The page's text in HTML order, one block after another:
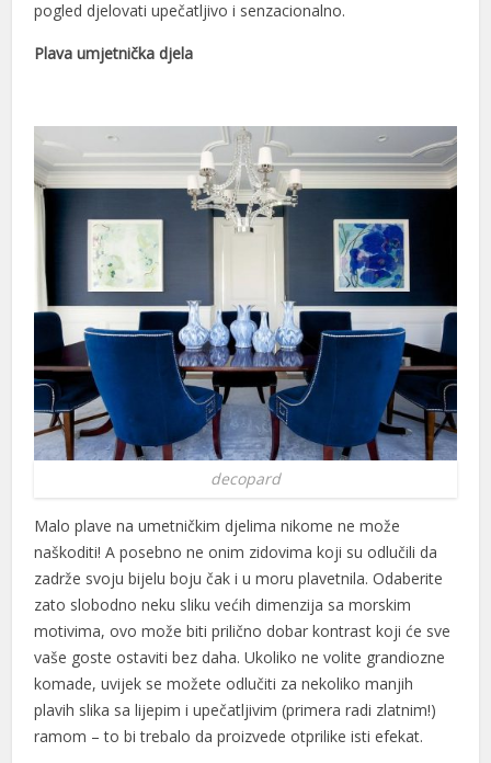
pogled djelovati upečatljivo i senzacionalno.
Plava umjetnička djela
decopard
Malo plave na umetničkim djelima nikome ne može
naškoditi! A posebno ne onim zidovima koji su odlučili da
zadrže svoju bijelu boju čak i u moru plavetnila. Odaberite
zato slobodno neku sliku većih dimenzija sa morskim
motivima, ovo može biti prilično dobar kontrast koji će sve
vaše goste ostaviti bez daha. Ukoliko ne volite grandiozne
komade, uvijek se možete odlučiti za nekoliko manjih
plavih slika sa lijepim i upečatljivim (primera radi zlatnim!)
ramom – to bi trebalo da proizvede otprilike isti efekat.